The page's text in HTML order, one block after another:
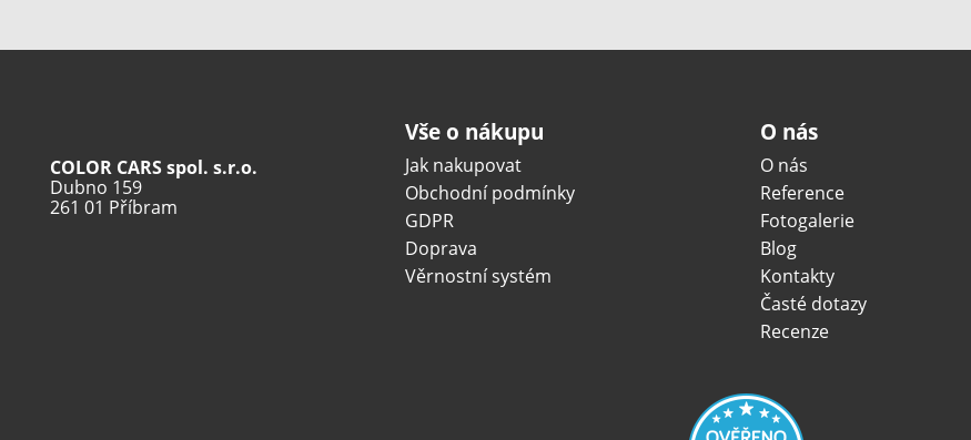
COLOR CARS spol. s.r.o.
Dubno 159
261 01 Příbram
Vše o nákupu
Jak nakupovat
Obchodní podmínky
GDPR
Doprava
Věrnostní systém
O nás
O nás
Reference
Fotogalerie
Blog
Kontakty
Časté dotazy
Recenze